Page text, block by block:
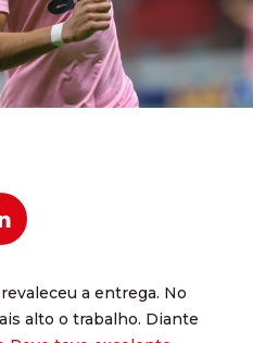
a entrega. No
alto o trabalho. Diante